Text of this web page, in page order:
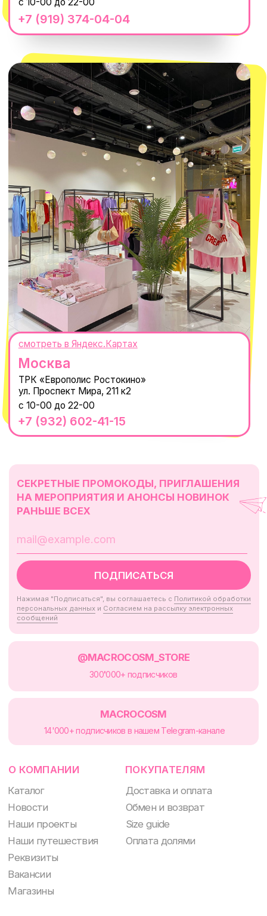
ИП Проворный Алексей Алексеевич
ИНН 667114098580
ОГРНИП 320665800076581
Telegram
8 800 550-06-92
macrocosm_store@mail.ru
КОНТАКТЫ
© 2021-2025 Macrocosm ®
Оферта
Пользовательское соглашение
Политика обработки персональных
данных